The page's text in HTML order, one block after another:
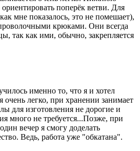
поперёк ветви. Для
мне показалось, это не помешает),
крюками. Они всегда
так как ими, обычно, закрепляется
именно то, что я и хотел
очень легко, при хранении занимает
для изготовления не дорогие и
много не требуется...Позже, при
вечер я смогу доделать
Ведь, работа уже "обкатана".